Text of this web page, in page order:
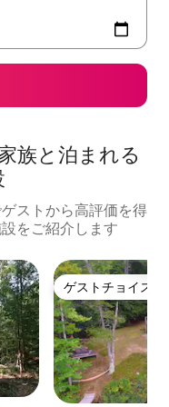
族と泊まれる
ストから高評価を得
をご紹介します
ゲストチョイス
ゲストチョイス